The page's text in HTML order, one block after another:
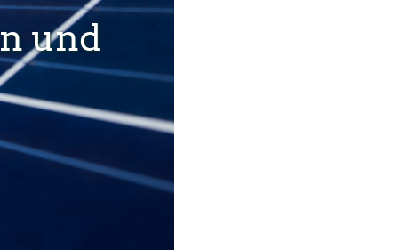
und